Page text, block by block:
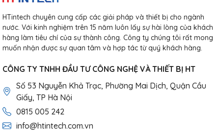
HTintech chuyên cung cấp các giải pháp và thiết bị cho ngành
nước. Với kinh nghiệm trên 15 năm luôn lấy sự hài lòng của khách
hàng làm tiêu chí của sự thành công. Công ty chúng tôi rất mong
muốn nhận được sự quan tâm và hợp tác từ quý khách hàng.
CÔNG TY TNHH ĐẦU TƯ CÔNG NGHỆ VÀ THIẾT BỊ HT
Số 53 Nguyễn Khả Trạc, Phường Mai Dịch, Quận Cầu
Giấy, TP Hà Nội
0815 005 242
info@htintech.com.vn